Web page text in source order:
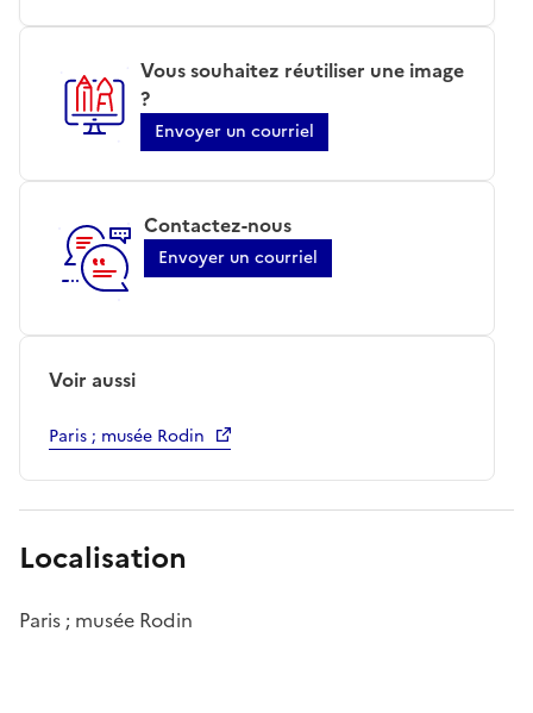
Vous souhaitez réutiliser une image
?
Envoyer un courriel
Contactez-nous
Envoyer un courriel
Voir aussi
Paris ; musée Rodin
Localisation
Paris ; musée Rodin